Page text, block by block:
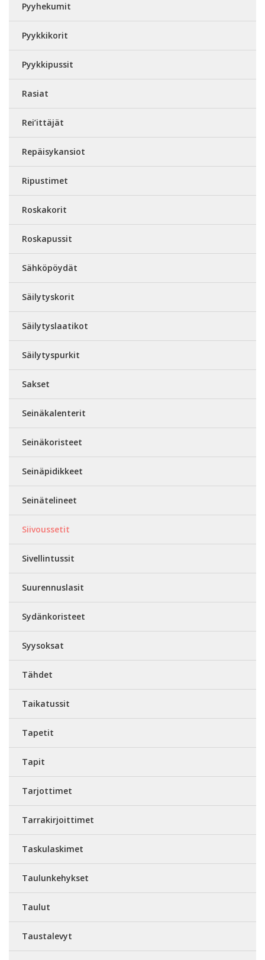
Pyyhekumit
Pyykkikorit
Pyykkipussit
Rasiat
Rei’ittäjät
Repäisykansiot
Ripustimet
Roskakorit
Roskapussit
Sähköpöydät
Säilytyskorit
Säilytyslaatikot
Säilytyspurkit
Sakset
Seinäkalenterit
Seinäkoristeet
Seinäpidikkeet
Seinätelineet
Siivoussetit
Sivellintussit
Suurennuslasit
Sydänkoristeet
Syysoksat
Tähdet
Taikatussit
Tapetit
Tapit
Tarjottimet
Tarrakirjoittimet
Taskulaskimet
Taulunkehykset
Taulut
Taustalevyt